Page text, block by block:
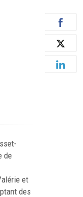
de
et
des